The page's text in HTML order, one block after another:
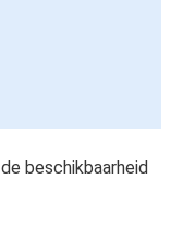
beschikbaarheid